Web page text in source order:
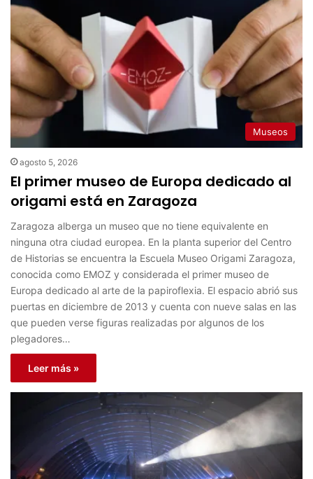
Museos
agosto 5, 2026
El primer museo de Europa dedicado al
origami está en Zaragoza
Zaragoza alberga un museo que no tiene equivalente en
ninguna otra ciudad europea. En la planta superior del Centro
de Historias se encuentra la Escuela Museo Origami Zaragoza,
conocida como EMOZ y considerada el primer museo de
Europa dedicado al arte de la papiroflexia. El espacio abrió sus
puertas en diciembre de 2013 y cuenta con nueve salas en las
que pueden verse figuras realizadas por algunos de los
plegadores…
Leer más »